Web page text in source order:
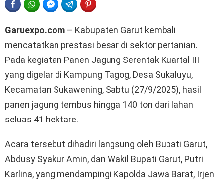
FACEBOOKWHATSAPPFACEBOOK MESSENGER
TELEGRAM
Garuexpo.com – Kabupaten Garut kembali
mencatatkan prestasi besar di sektor pertanian.
Pada kegiatan Panen Jagung Serentak Kuartal III
yang digelar di Kampung Tagog, Desa Sukaluyu,
Kecamatan Sukawening, Sabtu (27/9/2025), hasil
panen jagung tembus hingga 140 ton dari lahan
seluas 41 hektare.
Acara tersebut dihadiri langsung oleh Bupati Garut,
Abdusy Syakur Amin, dan Wakil Bupati Garut, Putri
Karlina, yang mendampingi Kapolda Jawa Barat, Irjen